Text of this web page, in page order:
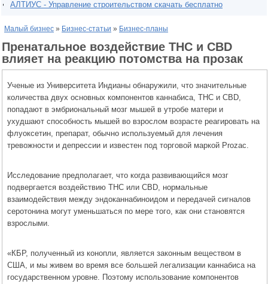
АЛТИУС - Управление строительством скачать бесплатно
Малый бизнес » Бизнес-статьи » Бизнес-планы
Пренатальное воздействие THC и CBD
влияет на реакцию потомства на прозак
Ученые из Университета Индианы обнаружили, что значительные
количества двух основных компонентов каннабиса, THC и CBD,
попадают в эмбриональный мозг мышей в утробе матери и
ухудшают способность мышей во взрослом возрасте реагировать на
флуоксетин, препарат, обычно используемый для лечения
тревожности и депрессии и известен под торговой маркой Prozac.
Исследование предполагает, что когда развивающийся мозг
подвергается воздействию THC или CBD, нормальные
взаимодействия между эндоканнабиноидом и передачей сигналов
серотонина могут уменьшаться по мере того, как они становятся
взрослыми.
«КБР, полученный из конопли, является законным веществом в
США, и мы живем во время все большей легализации каннабиса на
государственном уровне. Поэтому использование компонентов